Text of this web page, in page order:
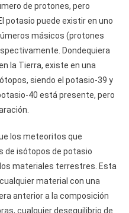
de protones, pero
potasio puede existir en uno
másicos (protones
Dondequiera
la Tierra, existe en una
siendo el potasio-39 y
40 está presente, pero
los meteoritos que
de isótopos de potasio
materiales terrestres. Esta
material con una
anterior a la composición
cualquier desequilibrio de